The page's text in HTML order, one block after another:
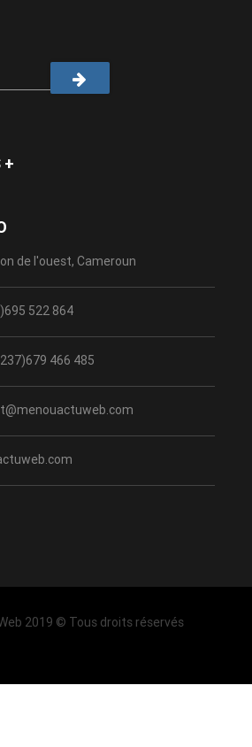
+
de l'ouest, Cameroun
522 864
466 485
2019 © Tous droits réservés